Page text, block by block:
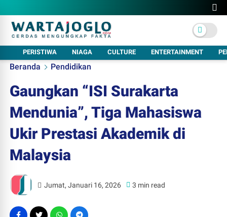
PERISTIWA NIAGA CULTURE ENTERTAINMENT
Beranda Pendidikan
Gaungkan “ISI Surakarta
Mendunia”, Tiga Mahasiswa
Ukir Prestasi Akademik di
Malaysia
Jumat, Januari 16, 2026 3 min read